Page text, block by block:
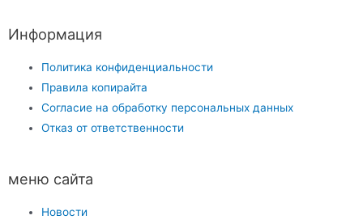
Информация
Политика конфиденциальности
Правила копирайта
Согласие на обработку персональных данных
Отказ от ответственности
меню сайта
Новости